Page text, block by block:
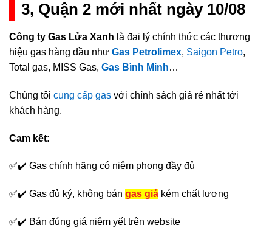
3, Quận 2 mới nhất ngày 10/08
Công ty Gas Lửa Xanh là đại lý chính thức các thương
hiệu gas hàng đầu như Gas Petrolimex, Saigon Petro,
Total gas, MISS Gas, Gas Bình Minh…
Chúng tôi cung cấp gas với chính sách giá rẻ nhất tới
khách hàng.
Cam kết:
✅✔️ Gas chính hãng có niêm phong đầy đủ
✅✔️ Gas đủ ký, không bán gas giả kém chất lượng
✅✔️ Bán đúng giá niêm yết trên website